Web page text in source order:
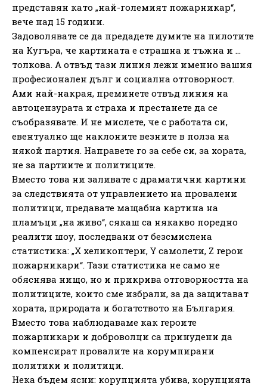
представян като „най-големият пожарникар“,
вече над 15 години.
Задоволявате се да предадете думите на пилотите
на Кугъра, че картината е страшна и тъжна и …
толкова. А отвъд тази линия лежи именно вашия
професионален дълг и социална отговорност.
Ами най-накрая, преминете отвъд линия на
автоцензурата и страха и престанете да се
съобразявате. И не мислете, че с работата си,
евентуално ще наклоните везните в полза на
някой партия. Направете го за себе си, за хората,
не за партиите и политиците.
Вместо това ни заливате с драматични картини
за следствията от управлението на провалени
политици, предавате мащабна картина на
пламъци „на живо“, сякаш са някакво поредно
реалити шоу, последвани от безсмислена
статистика: „Х хеликоптери, Y самолети, Z герои
пожарникари“. Тази статистика не само не
обяснява нищо, но и прикрива отговорността на
политиците, които сме избрали, за да защитават
хората, природата и богатството на България.
Вместо това наблюдаваме как героите
пожарникари и доброволци са принудени да
компенсират провалите на корумпирани
политики и политици.
Нека бъдем ясни: корупцията убива, корупцията